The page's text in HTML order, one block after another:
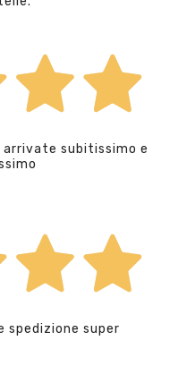
arrivate subitissimo e
spedizione super